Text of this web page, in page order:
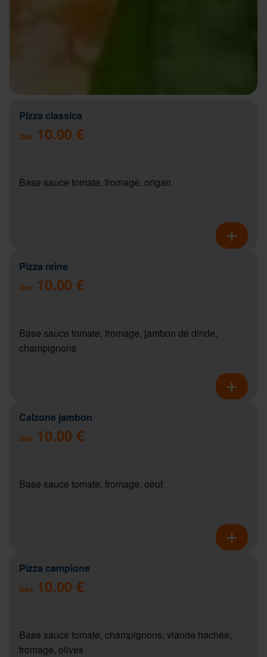
Pizza classica
Dès 10.00 €
Base sauce tomate, fromage, origan
Pizza reine
Dès 10.00 €
Base sauce tomate, fromage, jambon de dinde,
champignons
Calzone jambon
Dès 10.00 €
Base sauce tomate, fromage, oeuf
Pizza campione
Dès 10.00 €
Base sauce tomate, champignons, viande hachée,
fromage, olives